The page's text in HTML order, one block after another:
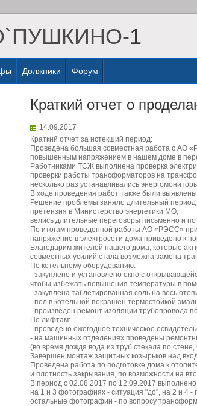
1
Должники Форум
Краткий отчет о
14.09.2017
Краткий отчет за истекший период:
Проведена большая совместная работа с АО
повышенным напряжением в нашем доме в
Работниками ТСЖ выполнена проверка
проверки работы трансформаторов на
несколько раз устанавливались
В ходе проведения работ также были
Решение проблемы заняло длительный период
претензия в Министерство энергетики МО,
велись длительные переговоры письменно и
По итогам проведенной работы АО «РЭСС»
напряжение в электросети дома приведено к
Благодарим жителей нашего дома, которые
совместных усилий стала возможна замена
По котельному оборудованию:
- закуплено и установлено окно с
чтобы избежать повышения температуры в
- закуплена таблетированная соль на весь
- пол в котельной покрашен термостойкой
- произведен ремонт изоляции трубопровода
По лифтам:
- проведено ежегодное техническое
- на машинных отделениях проведены
(во время дождя вода из труб стекала по
Завершен монтаж защитных козырьков над
Проведена работа по подготовке дома к
и плотность закрывания, по возможности на
В период с 02.08.2017 по 12.09.2017 выполнено
на 1 и 3 фотографиях - ситуация "до", на 2 и 4 -
остальные фотографии - по вопросу